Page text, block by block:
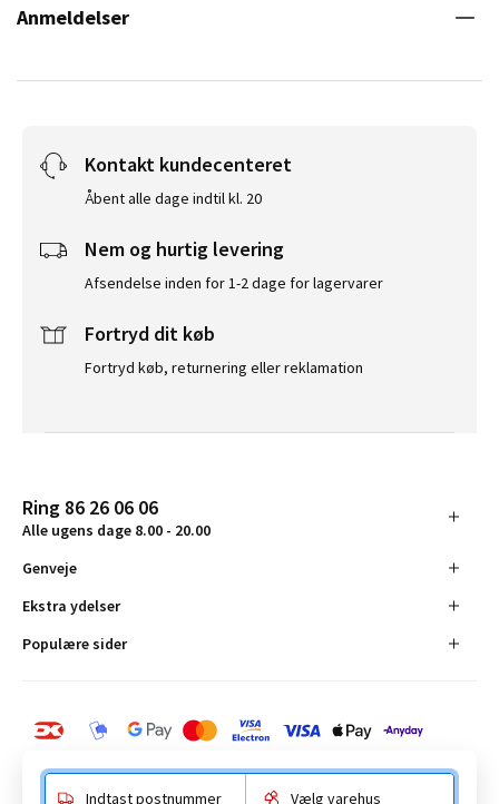
Anmeldelser
Kontakt kundecenteret
Åbent alle dage indtil kl. 20
Nem og hurtig levering
Afsendelse inden for 1-2 dage for lagervarer
Fortryd dit køb
Fortryd køb, returnering eller reklamation
Ring 86 26 06 06
Alle ugens dage 8.00 - 20.00
Genveje
Ekstra ydelser
Populære sider
Indtast postnummer Vælg varehus